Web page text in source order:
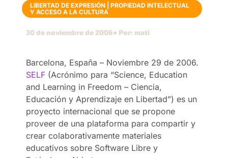
LIBERTAD DE EXPRESIÓN |PROPIEDAD INTELECTUAL
Y ACCESO A LA CULTURA
30 de noviembre de 2006● Por: mati
Barcelona, España – Noviembre 29 de 2006.
SELF (Acrónimo para “Science, Education
and Learning in Freedom – Ciencia,
Educación y Aprendizaje en Libertad”) es un
proyecto internacional que se propone
proveer de una plataforma para compartir y
crear colaborativamente materiales
educativos sobre Software Libre y